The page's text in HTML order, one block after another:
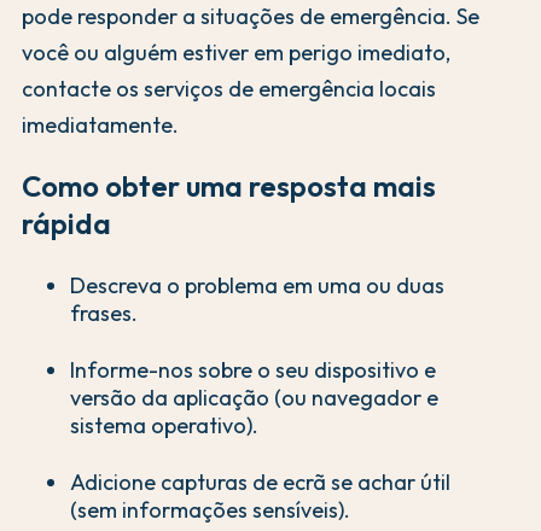
pode responder a situações de emergência. Se
você ou alguém estiver em perigo imediato,
contacte os serviços de emergência locais
imediatamente.
Como obter uma resposta mais
rápida
Descreva o problema em uma ou duas
frases.
Informe-nos sobre o seu dispositivo e
versão da aplicação (ou navegador e
sistema operativo).
Adicione capturas de ecrã se achar útil
(sem informações sensíveis).